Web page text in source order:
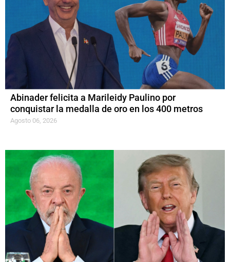
Abinader felicita a Marileidy Paulino por
conquistar la medalla de oro en los 400 metros
Agosto 06, 2026